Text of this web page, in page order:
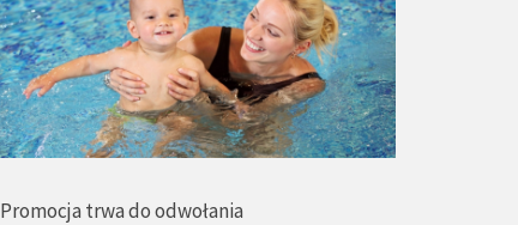
Promocja trwa do odwołania